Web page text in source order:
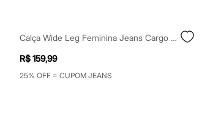
Óculos
Calçados
Botas
Calça Wide Leg Feminina Jeans Cargo Azul
R$ 159,99
25% OFF = CUPOM JEANS